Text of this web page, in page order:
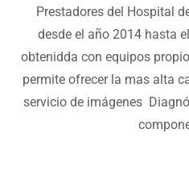
Prestadores del Hospital
desde el año 2014 hasta
obtenidda con equipos
permite ofrecer la mas alta
servicio de imágenes